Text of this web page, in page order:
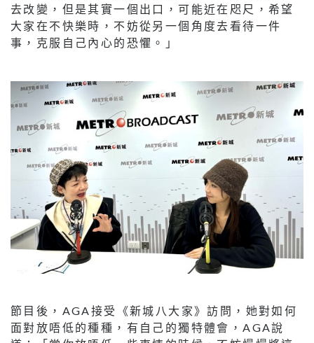
去改變，但是其實一個出口，可能近在咫尺，希望
大家在不快樂時，不妨從另一個角度去看待一件
事，克服自己內心的恐懼。」
節目後，AGA接受《新城八大家》訪問，她對如何
面對放唔低的種種，有自己的獨特體會，AGA說